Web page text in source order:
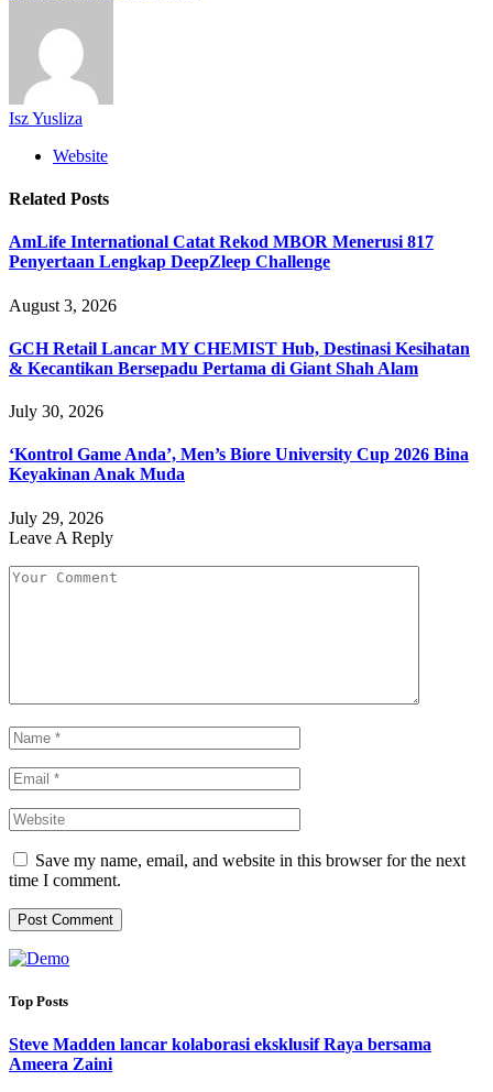
Isz Yusliza
Website
Related Posts
AmLife International Catat Rekod MBOR Menerusi 817
Penyertaan Lengkap DeepZleep Challenge
August 3, 2026
GCH Retail Lancar MY CHEMIST Hub, Destinasi Kesihatan
& Kecantikan Bersepadu Pertama di Giant Shah Alam
July 30, 2026
‘Kontrol Game Anda’, Men’s Biore University Cup 2026 Bina
Keyakinan Anak Muda
July 29, 2026
Leave A Reply
Save my name, email, and website in this browser for the next
time I comment.
Top Posts
Steve Madden lancar kolaborasi eksklusif Raya bersama
Ameera Zaini